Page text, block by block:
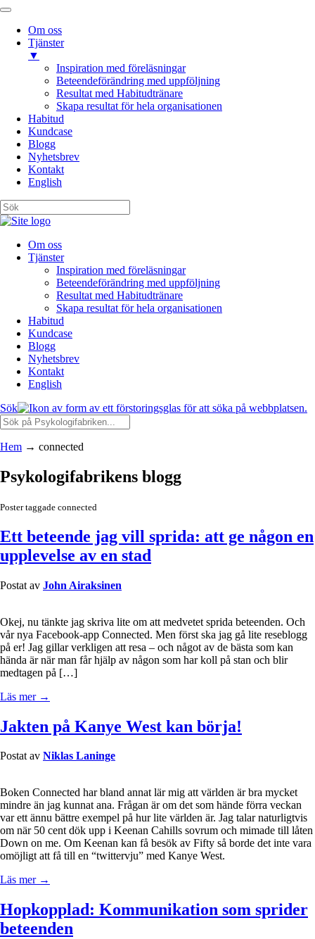
Om oss
Tjänster
▼
Inspiration med föreläsningar
Beteendeförändring med uppföljning
Resultat med Habitudtränare
Skapa resultat för hela organisationen
Habitud
Kundcase
Blogg
Nyhetsbrev
Kontakt
English
Om oss
Tjänster
Inspiration med föreläsningar
Beteendeförändring med uppföljning
Resultat med Habitudtränare
Skapa resultat för hela organisationen
Habitud
Kundcase
Blogg
Nyhetsbrev
Kontakt
English
Sök
Hem → connected
Psykologifabrikens blogg
Poster taggade connected
Ett beteende jag vill sprida: att ge någon en
upplevelse av en stad
Postat av John Airaksinen
Okej, nu tänkte jag skriva lite om att medvetet sprida beteenden. Och
vår nya Facebook-app Connected. Men först ska jag gå lite reseblogg
på er! Jag gillar verkligen att resa – och något av de bästa som kan
hända är när man får hjälp av någon som har koll på stan och blir
medtagen på […]
Läs mer →
Jakten på Kanye West kan börja!
Postat av Niklas Laninge
Boken Connected har bland annat lär mig att världen är bra mycket
mindre än jag kunnat ana. Frågan är om det som hände förra veckan
var ett ännu bättre exempel på hur lite världen är. Jag talar naturligtvis
om när 50 cent dök upp i Keenan Cahills sovrum och mimade till låten
Down on me. Om Keenan kan få besök av Fifty så borde det inte vara
omöjligt att få till en “twittervju” med Kanye West.
Läs mer →
Hopkopplad: Kommunikation som sprider
beteenden